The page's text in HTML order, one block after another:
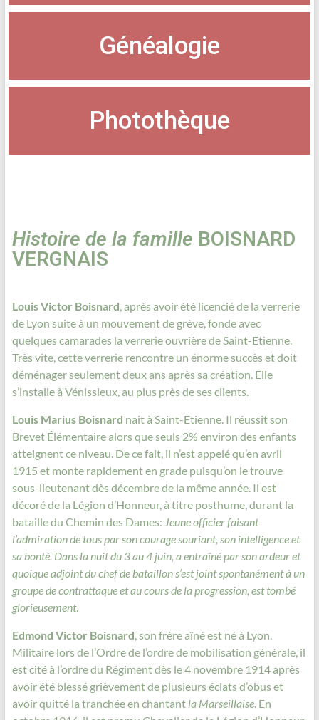
Généalogie
Photothèque
Histoire de la famille BOISNARD
VERGNAIS
Louis Victor Boisnard, après avoir été licencié de la verrerie
de Lyon suite à un mouvement de grève, fonde avec
quelques camarades la verrerie ouvrière de Saint-Etienne.
Très vite, cette verrerie rencontre un énorme succès et doit
déménager seulement deux ans après sa création. Elle
s’installe à Vénissieux, au plus près de ses clients.
Louis Marius Boisnard nait à Saint-Etienne. Il réussit son
Brevet Élémentaire alors que seuls 2% environ des enfants
atteignent ce niveau. De ce fait, il n’est appelé qu’en avril
1915 et monte rapidement en grade puisqu’on le trouve
sous-lieutenant dès décembre de la même année. Il est
décoré de la Légion d’Honneur, à titre posthume, durant la
bataille du Chemin des Dames: Jeune officier faisant
l’admiration de tous par son courage souriant, son intelligence et
sa bonté. Dans la nuit du 3 au 4 juin, a entraîné par son ardeur et
quoique adjoint du chef de bataillon s’est joint spontanément à un
groupe de contrattaque et au cours de la progression, est tombé
glorieusement.
Edmond Victor Boisnard, son frère aîné est né à Lyon.
Militaire lors de l’Ordre de l’ordre de mobilisation générale, il
est cité à l’ordre du Régiment dès le 4 novembre 1914 après
avoir été blessé grièvement de plusieurs éclats d’obus et
avoir quitté la tranchée en chantant la Marseillaise. En